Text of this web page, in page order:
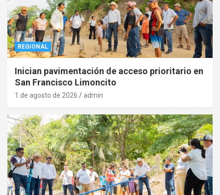
REGIONAL
Inician pavimentación de acceso prioritario en
San Francisco Limoncito
1 de agosto de 2026 admin